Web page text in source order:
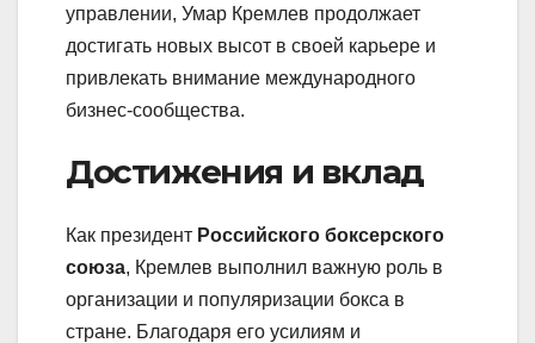
управлении, Умар Кремлев продолжает
достигать новых высот в своей карьере и
привлекать внимание международного
бизнес-сообщества.
Достижения и вклад
Как президент Российского боксерского
союза, Кремлев выполнил важную роль в
организации и популяризации бокса в
стране. Благодаря его усилиям и